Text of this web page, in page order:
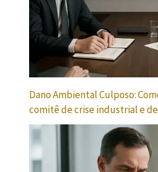
Dano Ambiental Culposo:
comitê de crise industrial e